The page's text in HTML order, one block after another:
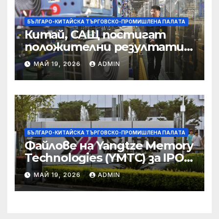
БЪЛГАРО-КИТАЙСКА ТЪРГОВСКО-ПРОМИШЛЕНА ПАЛAТА
Китай, САЩ постигат
положителни резултати в
икономическите и
търговски консултации:
министерство
МАЙ 19, 2026 ADMIN
БЪЛГАРО-КИТАЙСКА ТЪРГОВСКО-ПРОМИШЛЕНА ПАЛAТА
Файлове на Yangtze Memory
Technologies (YMTC) за IPO
на STAR Market
МАЙ 19, 2026 ADMIN